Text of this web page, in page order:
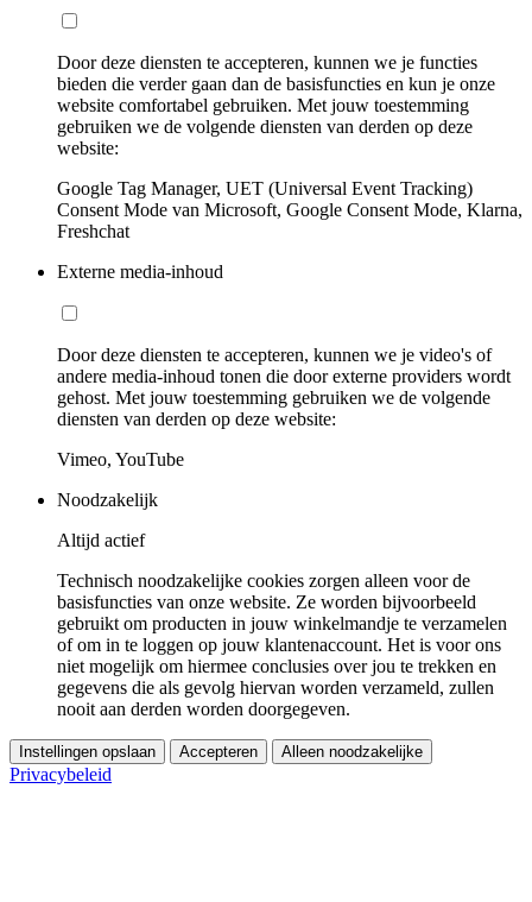
Door deze diensten te accepteren, kunnen we je functies
bieden die verder gaan dan de basisfuncties en kun je onze
website comfortabel gebruiken. Met jouw toestemming
gebruiken we de volgende diensten van derden op deze
website:
Google Tag Manager, UET (Universal Event Tracking)
Consent Mode van Microsoft, Google Consent Mode, Klarna,
Freshchat
Externe media-inhoud
Door deze diensten te accepteren, kunnen we je video's of
andere media-inhoud tonen die door externe providers wordt
gehost. Met jouw toestemming gebruiken we de volgende
diensten van derden op deze website:
Vimeo, YouTube
Noodzakelijk
Altijd actief
Technisch noodzakelijke cookies zorgen alleen voor de
basisfuncties van onze website. Ze worden bijvoorbeeld
gebruikt om producten in jouw winkelmandje te verzamelen
of om in te loggen op jouw klantenaccount. Het is voor ons
niet mogelijk om hiermee conclusies over jou te trekken en
gegevens die als gevolg hiervan worden verzameld, zullen
nooit aan derden worden doorgegeven.
Instellingen opslaan Accepteren Alleen noodzakelijke
Privacybeleid